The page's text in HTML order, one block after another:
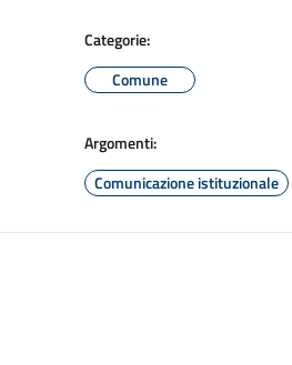
Categorie:
Comune
Argomenti:
Comunicazione istituzionale